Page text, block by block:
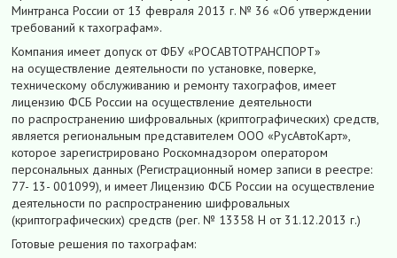
Минтранса России от 13 февраля 2013 г. № 36 «Об утверждении
требований к тахографам».
Компания имеет допуск от ФБУ «РОСАВТОТРАНСПОРТ»
на осуществление деятельности по установке, поверке,
техническому обслуживанию и ремонту тахографов, имеет
лицензию ФСБ России на осуществление деятельности
по распространению шифровальных (криптографических) средств,
является региональным представителем ООО «РусАвтоКарт»,
которое зарегистрировано Роскомнадзором оператором
персональных данных (Регистрационный номер записи в реестре:
77- 13- 001099), и имеет Лицензию ФСБ России на осуществление
деятельности по распространению шифровальных
(криптографических) средств (peг. № 13358 H от 31.12.2013 г.)
Готовые решения по тахографам: